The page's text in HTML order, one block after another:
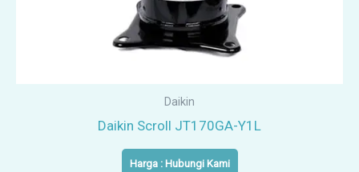
Daikin
Daikin Scroll JT170GA-Y1L
Harga : Hubungi Kami